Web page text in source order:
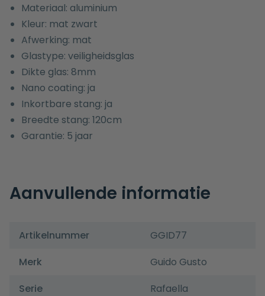
Materiaal: aluminium
Kleur: mat zwart
Afwerking: mat
Glastype: veiligheidsglas
Dikte glas: 8mm
Nano coating: ja
Inkortbare stang: ja
Breedte stang: 120cm
Garantie: 5 jaar
Aanvullende informatie
Artikelnummer
GGID77
Merk
Guido Gusto
Serie
Rafaella